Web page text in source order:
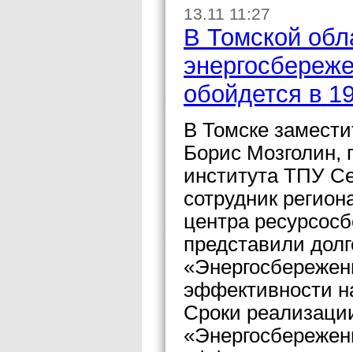
13.11 11:27
В Томской
обойдется в
В Томске
Борис Мозголин,
института ТПУ
сотрудник
центра
представили
эффективности
Сроки